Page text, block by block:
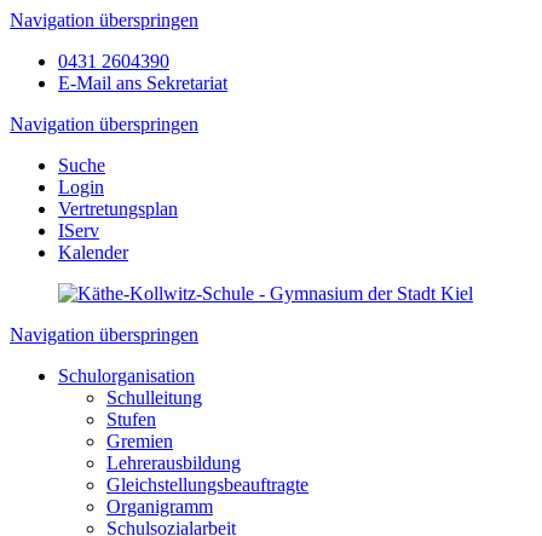
Navigation überspringen
0431 2604390
E-Mail ans Sekretariat
Navigation überspringen
Suche
Login
Vertretungsplan
IServ
Kalender
Navigation überspringen
Schulorganisation
Schulleitung
Stufen
Gremien
Lehrerausbildung
Gleichstellungsbeauftragte
Organigramm
Schulsozialarbeit